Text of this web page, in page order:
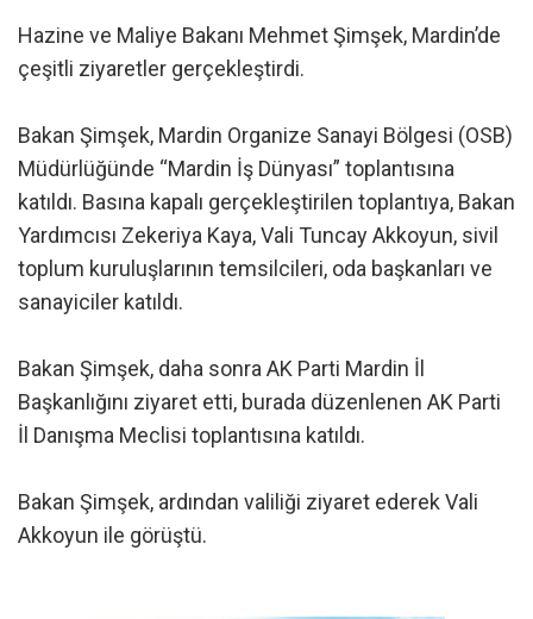
Hazine ve Maliye Bakanı Mehmet Şimşek, Mardin’de
çeşitli ziyaretler gerçekleştirdi.
Bakan Şimşek, Mardin Organize Sanayi Bölgesi (OSB)
Müdürlüğünde “Mardin İş Dünyası” toplantısına
katıldı. Basına kapalı gerçekleştirilen toplantıya, Bakan
Yardımcısı Zekeriya Kaya, Vali Tuncay Akkoyun, sivil
toplum kuruluşlarının temsilcileri, oda başkanları ve
sanayiciler katıldı.
Bakan Şimşek, daha sonra AK Parti Mardin İl
Başkanlığını ziyaret etti, burada düzenlenen AK Parti
İl Danışma Meclisi toplantısına katıldı.
Bakan Şimşek, ardından valiliği ziyaret ederek Vali
Akkoyun ile görüştü.